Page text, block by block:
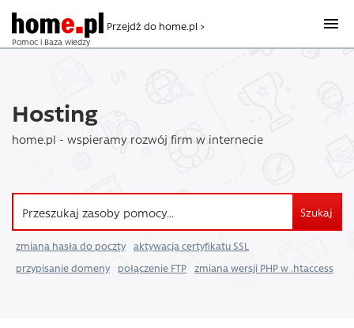
Pomoc i Baza wiedzy
Przejdź do home.pl >
Hosting
home.pl - wspieramy rozwój firm w internecie
Szukaj
zmiana hasła do poczty
aktywacja certyfikatu SSL
przypisanie domeny
połączenie FTP zmiana wersji PHP w .htaccess